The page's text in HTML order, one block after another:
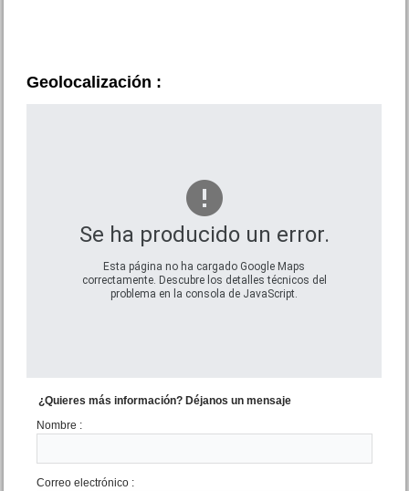
Duplex 4 amb. Av. Mitre 3068
San Bernardo
Geolocalización :
Se ha producido un error.
Esta página no ha cargado Google Maps
correctamente. Descubre los detalles técnicos del
problema en la consola de JavaScript.
¿Quieres más información? Déjanos un mensaje
Nombre :
Correo electrónico :